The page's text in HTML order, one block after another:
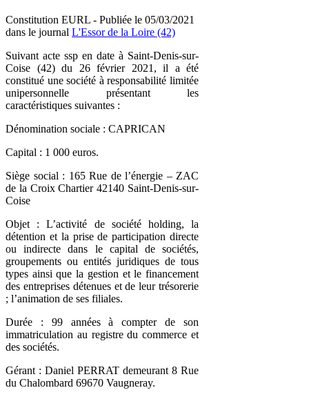
Constitution EURL - Publiée le 05/03/2021
dans le journal L'Essor de la Loire (42)
Suivant acte ssp en date à Saint-Denis-sur-
Coise (42) du 26 février 2021, il a été
constitué une société à responsabilité limitée
unipersonnelle présentant les
caractéristiques suivantes :
Dénomination sociale : CAPRICAN
Capital : 1 000 euros.
Siège social : 165 Rue de l’énergie – ZAC
de la Croix Chartier 42140 Saint-Denis-sur-
Coise
Objet : L’activité de société holding, la
détention et la prise de participation directe
ou indirecte dans le capital de sociétés,
groupements ou entités juridiques de tous
types ainsi que la gestion et le financement
des entreprises détenues et de leur trésorerie
; l’animation de ses filiales.
Durée : 99 années à compter de son
immatriculation au registre du commerce et
des sociétés.
Gérant : Daniel PERRAT demeurant 8 Rue
du Chalombard 69670 Vaugneray.